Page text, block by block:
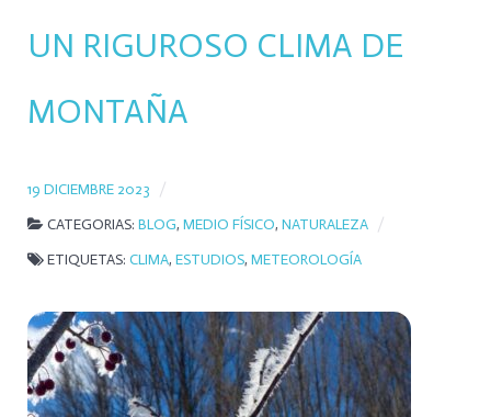
UN RIGUROSO CLIMA DE
MONTAÑA
19 DICIEMBRE 2023
CATEGORIAS: BLOG, MEDIO FÍSICO, NATURALEZA
ETIQUETAS: CLIMA, ESTUDIOS, METEOROLOGÍA